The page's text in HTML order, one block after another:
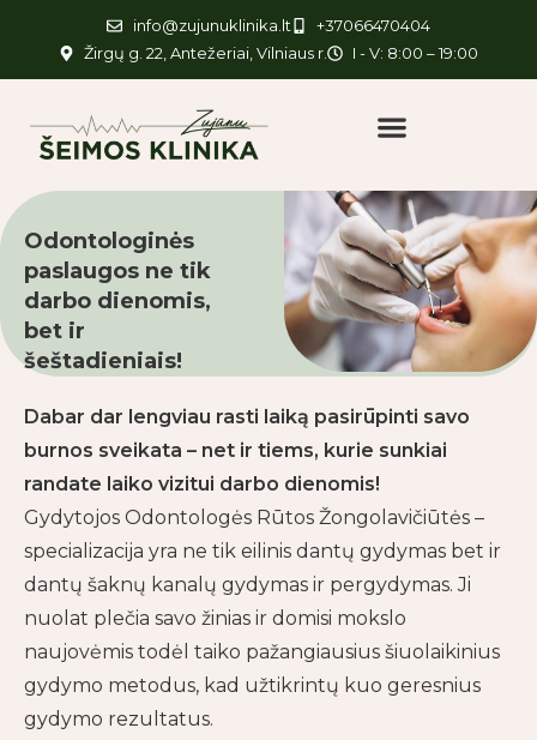
info@zujunuklinika.lt
+37066470404
Žirgų g. 22, Antežeriai, Vilniaus r.
I - V: 8:00 – 19:00
Odontologinės
paslaugos ne tik
darbo dienomis,
bet ir
šeštadieniais!
Dabar dar lengviau rasti laiką pasirūpinti savo
burnos sveikata – net ir tiems, kurie sunkiai
randate laiko vizitui darbo dienomis!
Gydytojos Odontologės Rūtos Žongolavičiūtės –
specializacija yra ne tik eilinis dantų gydymas bet ir
dantų šaknų kanalų gydymas ir pergydymas. Ji
nuolat plečia savo žinias ir domisi mokslo
naujovėmis todėl taiko pažangiausius šiuolaikinius
gydymo metodus, kad užtikrintų kuo geresnius
gydymo rezultatus.